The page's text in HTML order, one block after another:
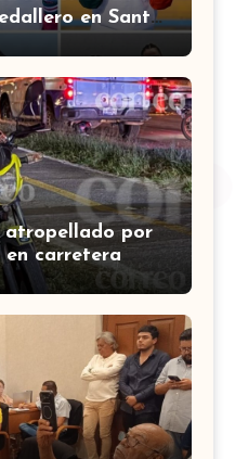
en Santo
atropellado por
en carretera
Rincón